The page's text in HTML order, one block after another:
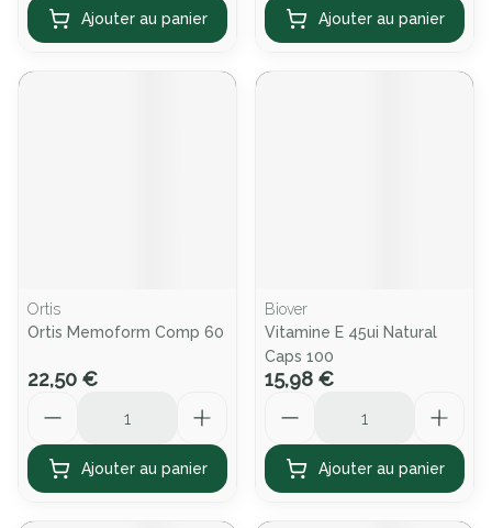
Ajouter au panier Ajouter au panier
Ortis
Ortis Memoform Comp 60
22,50 €
Ajouter au panier
Biover
Vitamine E 45ui Natural
Caps 100
15,98 €
Ajouter au panier